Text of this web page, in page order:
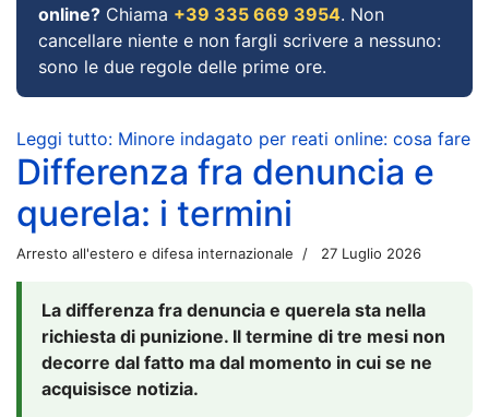
online? Chiama +39 335 669 3954. Non
cancellare niente e non fargli scrivere a nessuno:
sono le due regole delle prime ore.
Leggi tutto: Minore indagato per reati online: cosa fare
Differenza fra denuncia e
querela: i termini
Arresto all'estero e difesa internazionale 27 Luglio 2026
La differenza fra denuncia e querela sta nella
richiesta di punizione. Il termine di tre mesi non
decorre dal fatto ma dal momento in cui se ne
acquisisce notizia.